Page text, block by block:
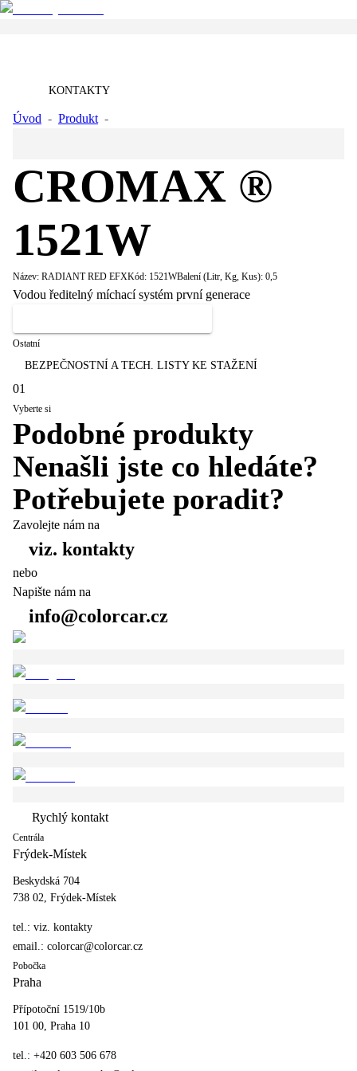
KONTAKTY
Úvod - Produkt -
CROMAX ®
1521W
Název: RADIANT RED EFXKód: 1521WBalení (Litr, Kg, Kus): 0,5
Vodou ředitelný míchací systém první generace
Ostatní
BEZPEČNOSTNÍ A TECH. LISTY KE STAŽENÍ
01
Vyberte si
Podobné produkty
Nenašli jste co hledáte?
Potřebujete poradit?
Zavolejte nám na
viz. kontakty
nebo
Napište nám na
info@colorcar.cz
Rychlý kontakt
Centrála
Frýdek-Místek
Beskydská 704
738 02, Frýdek-Místek
tel.: viz. kontakty
email.: colorcar@colorcar.cz
Pobočka
Praha
Přípotoční 1519/10b
101 00, Praha 10
tel.: +420 603 506 678